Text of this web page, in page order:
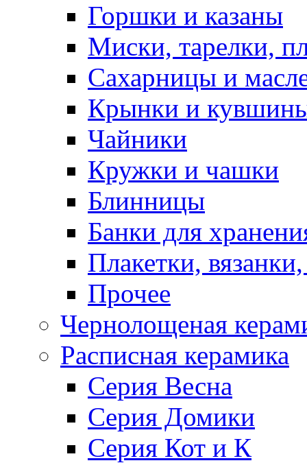
Горшки и казаны
Миски, тарелки,
Сахарницы и
Крынки и
Чайники
Кружки и чашки
Блинницы
Банки для
Плакетки,
Прочее
Чернолощеная
Расписная керамика
Серия Весна
Серия Домики
Серия Кот и К